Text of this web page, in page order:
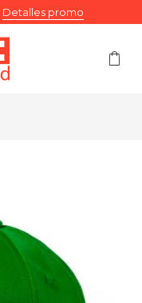
Detalles promo